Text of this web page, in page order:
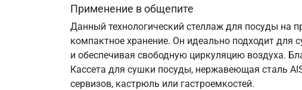
Применение в общепите
Данный технологический стеллаж для посуды на
компактное хранение. Он идеально подходит для
и обеспечивая свободную циркуляцию воздуха.
Кассета для сушки посуды, нержавеющая сталь
сервизов, кастрюль или гастроемкостей.